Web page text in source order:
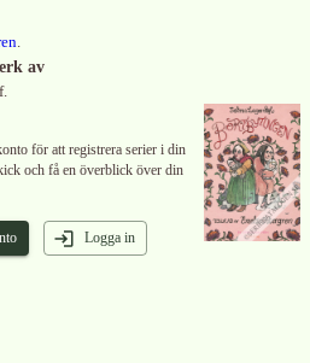
.
av
för att registrera serier i din
och få en överblick över din
Logga in